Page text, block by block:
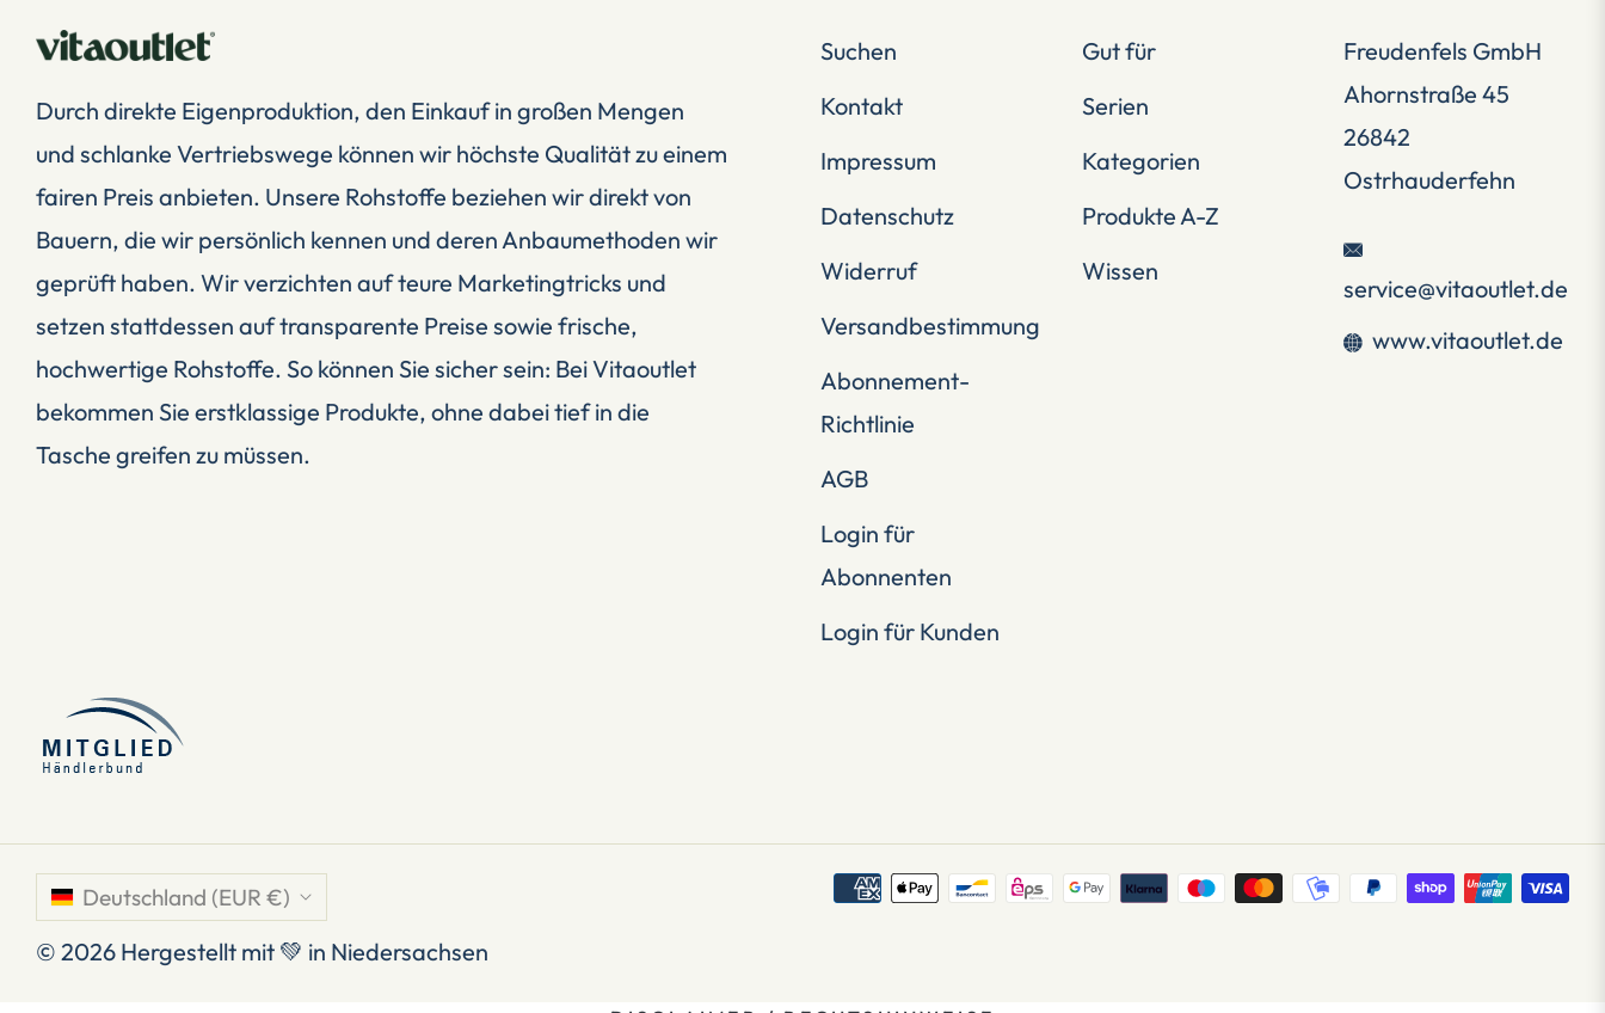
Durch direkte Eigenproduktion, den Einkauf in großen Mengen
und schlanke Vertriebswege können wir höchste Qualität zu einem
fairen Preis anbieten. Unsere Rohstoffe beziehen wir direkt von
Bauern, die wir persönlich kennen und deren Anbaumethoden wir
geprüft haben. Wir verzichten auf teure Marketingtricks und
setzen stattdessen auf transparente Preise sowie frische,
hochwertige Rohstoffe. So können Sie sicher sein: Bei Vitaoutlet
bekommen Sie erstklassige Produkte, ohne dabei tief in die
Tasche greifen zu müssen.
Suchen
Kontakt
Impressum
Datenschutz
Widerruf
Versandbestimmung
Abonnement-
Richtlinie
AGB
Login für
Abonnenten
Login für Kunden
Gut für
Serien
Kategorien
Produkte A-Z
Wissen
Freudenfels GmbH
Ahornstraße 45
26842
Ostrhauderfehn
service@vitaoutlet.de
www.vitaoutlet.de
Deutschland (EUR €)
© 2026 Hergestellt mit 💚 in Niedersachsen